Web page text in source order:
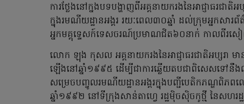
ការថ្លែងនៅក្នងបទបង្ហាញពីអគ្គនាយករងនៃអាជ្ញាធ
ក្នុងរមណីយដ្ឋានអង្គរ រយៈពេល៣០ឆ្នាំ ដល់ក្រុមអ្នកស
អ្នកមគ្គុទ្ទេសក៍ទេសចរណ៍ប្រមាណជិត៦០នាក់ កាលពីរស
លោក ឡុង កុសល អគ្គនាយករងនៃអាជ្ញាធរជាតិអប្សរា មាន
ឡើងនៅឆ្នាំ១៩៩៥ ដើម្បីជាការឆ្លើយតបជាពិសេសទៅនឹ
សម្រេចបញ្ចូលរមណីយដ្ឋានអង្គរក្នុងបញ្ជីបេតិកភណ្ឌពិភពល
ឆ្នាំ១៩៩២ នៅទីក្រុងសាន់តាហ្វេ រដ្ឋម៉ិចស៊ិចកូថ្មី នៃសហរដ្